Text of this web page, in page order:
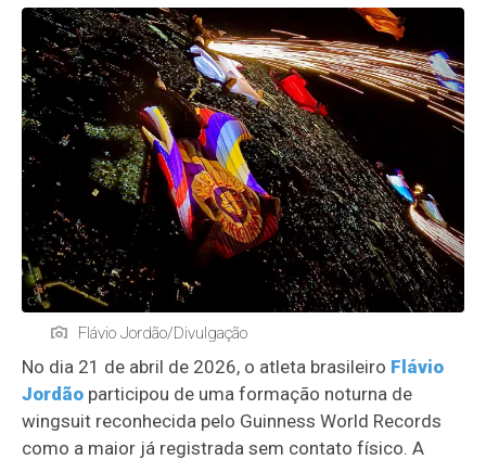
Flávio Jordão/Divulgação
No dia 21 de abril de 2026, o atleta brasileiro Flávio
Jordão participou de uma formação noturna de
wingsuit reconhecida pelo Guinness World Records
como a maior já registrada sem contato físico. A